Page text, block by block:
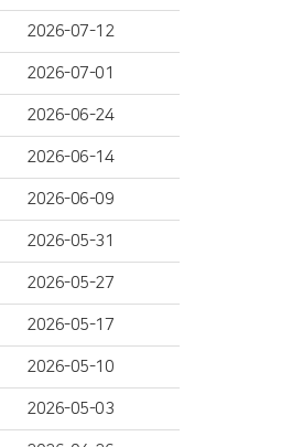
2026-07-12
2026-07-01
2026-06-24
2026-06-14
2026-06-09
2026-05-31
2026-05-27
2026-05-17
2026-05-10
2026-05-03